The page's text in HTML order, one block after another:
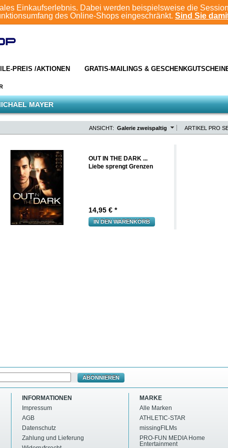
Einkaufserlebnis. Dabei werden beispielsweise die
des Online-Shops eingeschränkt. Sind Sie
PREIS /AKTIONEN GRATIS-MAILINGS &
MAYER
ARTIKEL PRO
ANSICHT: Galerie zweispaltig
OUT IN THE DARK ...
Liebe sprengt Grenzen
14,95 € *
IN DEN WARENKORB
ABONNIEREN
INFORMATIONEN
Impressum
AGB
Datenschutz
Zahlung und Lieferung
MARKE
Alle Marken
ATHLETIC-STAR
missingFILMs
PRO-FUN MEDIA Home
Entertainment